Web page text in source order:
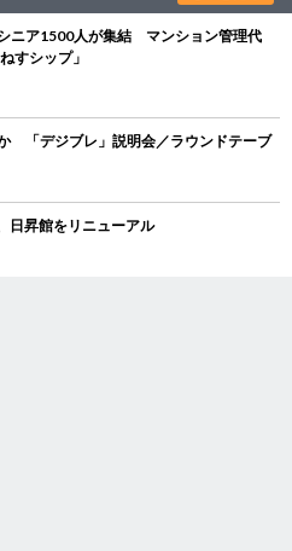
ニア1500人が集結 マンション管理代
すシップ」
「デジブレ」説明会／ラウンドテーブ
昇館をリニューアル